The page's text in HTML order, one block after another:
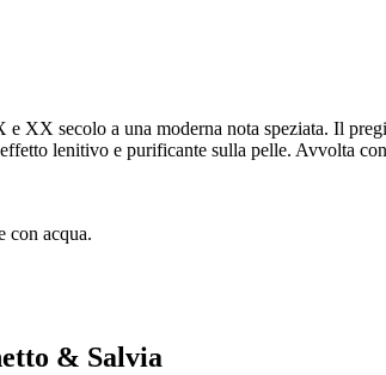
secolo a una moderna nota speziata. Il
lenitivo e purificante sulla pelle. Avvolta
con acqua.
& Salvia